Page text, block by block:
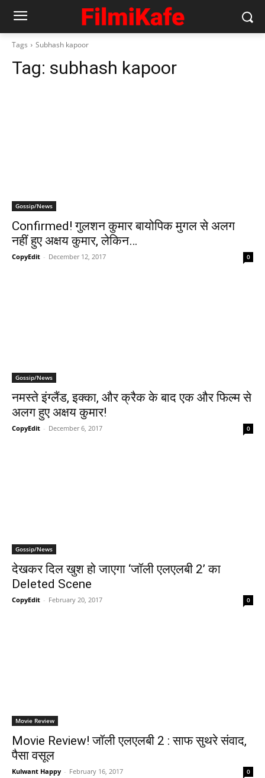
Tags Subhash kapoor
Tag: subhash kapoor
Gossip/News
Confirmed! गुलशन कुमार बायोपिक मुगल से अलग
नहीं हुए अक्षय कुमार, लेकिन…
CopyEdit - December 12, 2017 0
Gossip/News
नमस्ते इंग्लैंड, इक्का, और क्रैक के बाद एक और फिल्म से
अलग हुए अक्षय कुमार!
CopyEdit - December 6, 2017 0
Gossip/News
देखकर दिल खुश हो जाएगा ‘जॉली एलएलबी 2’ का
Deleted Scene
CopyEdit - February 20, 2017 0
Movie Review
Movie Review! जॉली एलएलबी 2 : साफ सुथरे संवाद,
पैसा वसूल
Kulwant Happy - February 16, 2017 0